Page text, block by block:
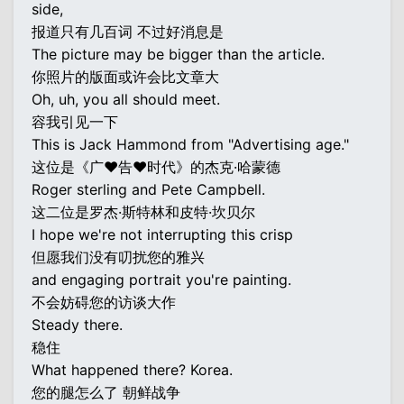
side,
报道只有几百词 不过好消息是
The picture may be bigger than the article.
你照片的版面或许会比文章大
Oh, uh, you all should meet.
容我引见一下
This is Jack Hammond from "Advertising age."
这位是《广♥告♥时代》的杰克·哈蒙德
Roger sterling and Pete Campbell.
这二位是罗杰·斯特林和皮特·坎贝尔
I hope we're not interrupting this crisp
但愿我们没有叨扰您的雅兴
and engaging portrait you're painting.
不会妨碍您的访谈大作
Steady there.
稳住
What happened there? Korea.
您的腿怎么了 朝鲜战争